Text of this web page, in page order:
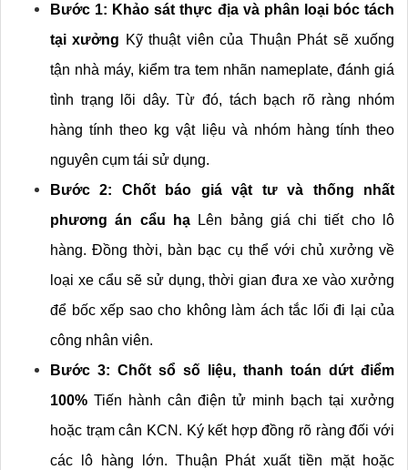
Bước 1: Khảo sát thực địa và phân loại bóc tách
tại xưởng Kỹ thuật viên của Thuận Phát sẽ xuống
tận nhà máy, kiểm tra tem nhãn nameplate, đánh giá
tình trạng lõi dây. Từ đó, tách bạch rõ ràng nhóm
hàng tính theo kg vật liệu và nhóm hàng tính theo
nguyên cụm tái sử dụng.
Bước 2: Chốt báo giá vật tư và thống nhất
phương án cẩu hạ Lên bảng giá chi tiết cho lô
hàng. Đồng thời, bàn bạc cụ thể với chủ xưởng về
loại xe cẩu sẽ sử dụng, thời gian đưa xe vào xưởng
để bốc xếp sao cho không làm ách tắc lối đi lại của
công nhân viên.
Bước 3: Chốt sổ số liệu, thanh toán dứt điểm
100% Tiến hành cân điện tử minh bạch tại xưởng
hoặc trạm cân KCN. Ký kết hợp đồng rõ ràng đối với
các lô hàng lớn. Thuận Phát xuất tiền mặt hoặc